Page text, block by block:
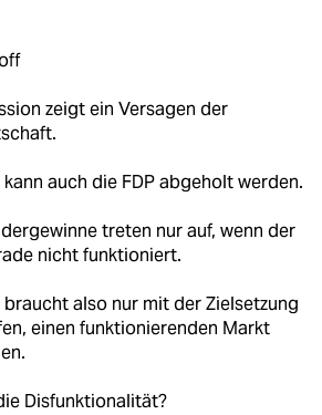
zeigt ein Versagen der
kann auch die FDP abgeholt werden.
treten nur auf, wenn der
nicht funktioniert.
braucht also nur mit der Zielsetzung
einen funktionierenden Markt
Disfunktionalität?